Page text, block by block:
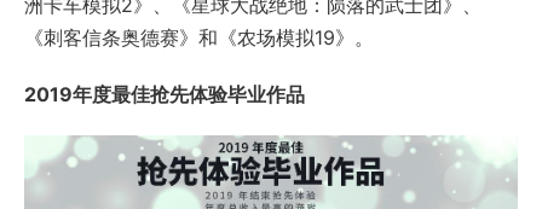
洲卡车模拟2》、《星球大战绝地：陨落的武士团》、
《刺客信条奥德赛》和《农场模拟19》。
2019年度最佳抢先体验毕业作品